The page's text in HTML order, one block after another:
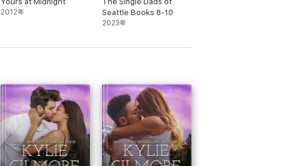
2012年
Seattle Books 8-10
2023年